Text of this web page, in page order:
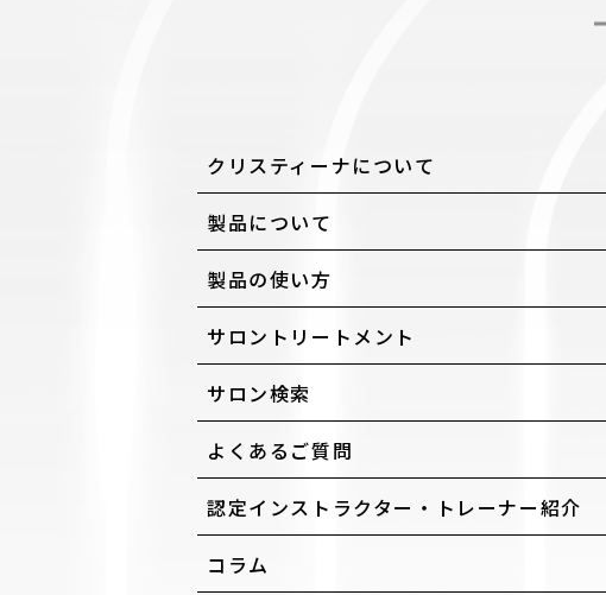
クリスティーナについて
製品について
製品の使い方
サロントリートメント
サロン検索
よくあるご質問
認定インストラクター・トレーナー紹介
コラム